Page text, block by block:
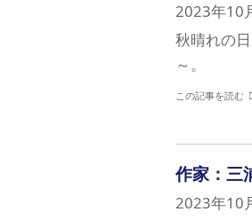
2023年10
秋晴れの
～。
この記事を読む
作家：三
2023年10